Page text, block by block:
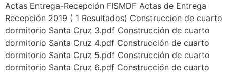
Actas Entrega-Recepción FISMDF Actas de Entrega
Recepción 2019 ( 1 Resultados) Construccion de cuarto
dormitorio Santa Cruz 3.pdf Construcción de cuarto
dormitorio Santa Cruz 4.pdf Construcción de cuarto
dormitorio Santa Cruz 5.pdf Construcción de cuarto
dormitorio Santa Cruz 6.pdf Construcción de cuarto